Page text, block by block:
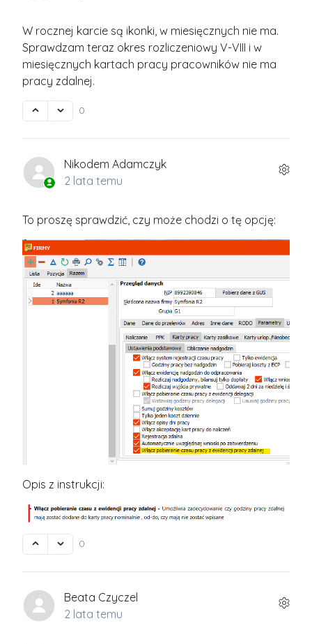
W rocznej karcie są ikonki, w miesięcznych nie ma.
Sprawdzam teraz okres rozliczeniowy V-VIII i w
miesięcznych kartach pracy pracowników nie ma
pracy zdalnej.
0
Nikodem Adamczyk
2 lata temu
To proszę sprawdzić, czy może chodzi o tę opcję:
Opis z instrukcji:
0
Beata Czyczel
2 lata temu